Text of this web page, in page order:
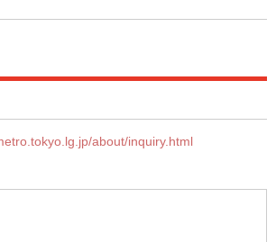
about/inquiry.html